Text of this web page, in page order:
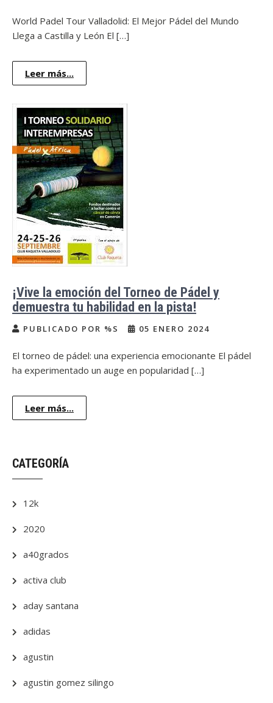
World Padel Tour Valladolid: El Mejor Pádel del Mundo
Llega a Castilla y León El […]
Leer más...
¡Vive la emoción del Torneo de Pádel y
demuestra tu habilidad en la pista!
PUBLICADO POR %S 05 ENERO 2024
El torneo de pádel: una experiencia emocionante El pádel
ha experimentado un auge en popularidad […]
Leer más...
CATEGORÍA
12k
2020
a40grados
activa club
aday santana
adidas
agustin
agustin gomez silingo